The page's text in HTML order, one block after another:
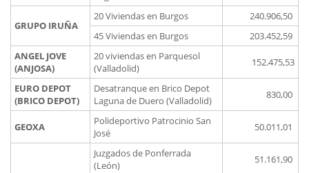
GRUPO IRUÑA
20 Viviendas en Burgos
240.906,50
45 Viviendas en Burgos
203.452,59
ANGEL JOVE
(ANJOSA)
20 viviendas en Parquesol
(Valladolid)
152.475,53
EURO DEPOT
(BRICO DEPOT)
Desatranque en Brico Depot
Laguna de Duero (Valladolid)
830,00
GEOXA
Polideportivo Patrocinio San
José
50.011,01
Juzgados de Ponferrada
(León)
51.161,90